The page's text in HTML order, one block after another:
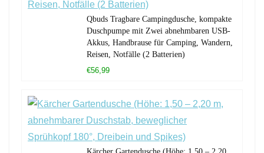
Qbuds Tragbare Campingdusche, kompakte
Duschpumpe mit Zwei abnehmbaren USB-
Akkus, Handbrause für Camping, Wandern,
Reisen, Notfälle (2 Batterien)
€56,99